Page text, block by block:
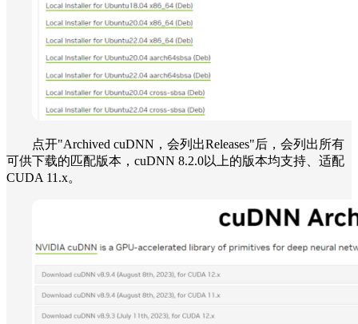
点开"Archived cuDNN，会列出Releases"后，会列出所有
可供下载的匹配版本，cuDNN 8.2.0以上的版本均支持、适配
CUDA 11.x。